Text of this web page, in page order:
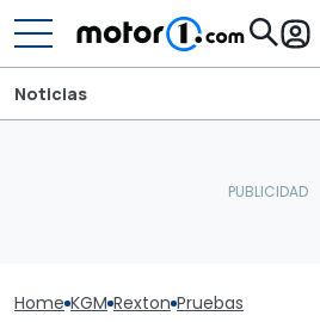
Noticias
Home KGM Rexton Pruebas